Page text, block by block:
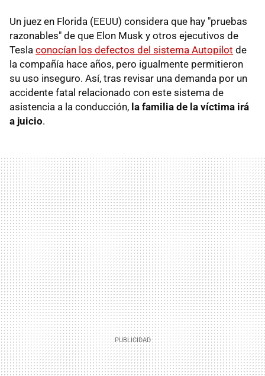
Un juez en Florida (EEUU) considera que hay "pruebas
razonables" de que Elon Musk y otros ejecutivos de
Tesla conocían los defectos del sistema Autopilot de
la compañía hace años, pero igualmente permitieron
su uso inseguro. Así, tras revisar una demanda por un
accidente fatal relacionado con este sistema de
asistencia a la conducción, la familia de la víctima irá
a juicio.